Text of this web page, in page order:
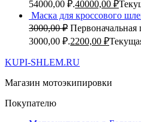
54000,00 ₽.40000,00 ₽
Маска для кроссового
3000,00₽ Первоначальная
3000,00 ₽.2200,00 ₽
KUPI-SHLEM.RU
Магазин мотоэкипировки
Покупателю